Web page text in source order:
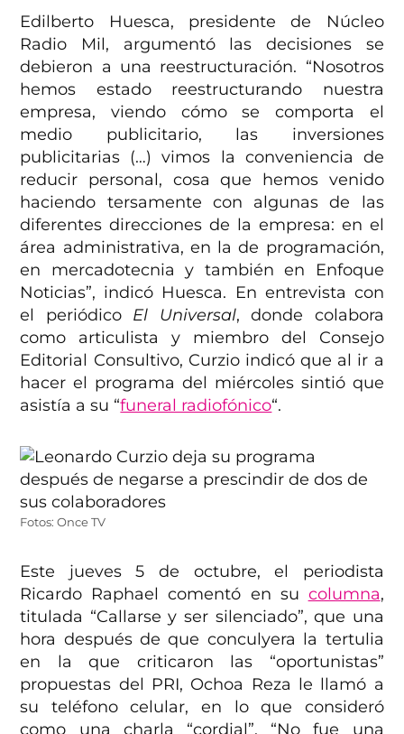
Edilberto Huesca, presidente de Núcleo
Radio Mil, argumentó las decisiones se
debieron a una reestructuración. “Nosotros
hemos estado reestructurando nuestra
empresa, viendo cómo se comporta el
medio publicitario, las inversiones
publicitarias (…) vimos la conveniencia de
reducir personal, cosa que hemos venido
haciendo tersamente con algunas de las
diferentes direcciones de la empresa: en el
área administrativa, en la de programación,
en mercadotecnia y también en Enfoque
Noticias”, indicó Huesca. En entrevista con
el periódico El Universal, donde colabora
como articulista y miembro del Consejo
Editorial Consultivo, Curzio indicó que al ir a
hacer el programa del miércoles sintió que
asistía a su “funeral radiofónico“.
Fotos: Once TV
Este jueves 5 de octubre, el periodista
Ricardo Raphael comentó en su columna,
titulada “Callarse y ser silenciado”, que una
hora después de que conculyera la tertulia
en la que criticaron las “oportunistas”
propuestas del PRI, Ochoa Reza le llamó a
su teléfono celular, en lo que consideró
como una charla “cordial”. “No fue una